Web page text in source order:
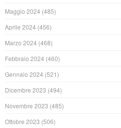
Maggio 2024 (485)
Aprile 2024 (456)
Marzo 2024 (468)
Febbraio 2024 (460)
Gennaio 2024 (521)
Dicembre 2023 (494)
Novembre 2023 (485)
Ottobre 2023 (506)